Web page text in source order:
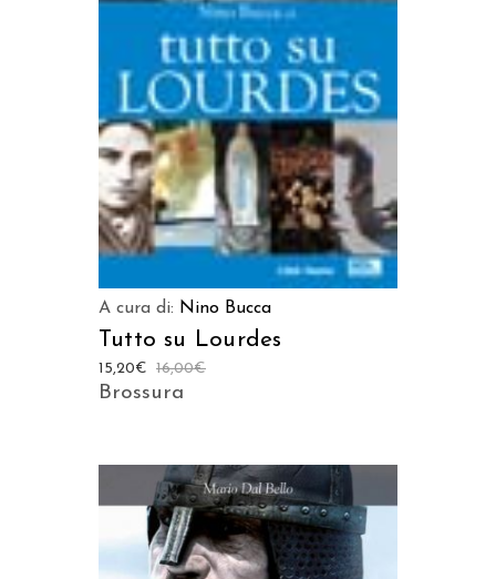
LEGGI TUTTO
A cura di: Nino Bucca
Tutto su Lourdes
16,00€
15,20€
Brossura